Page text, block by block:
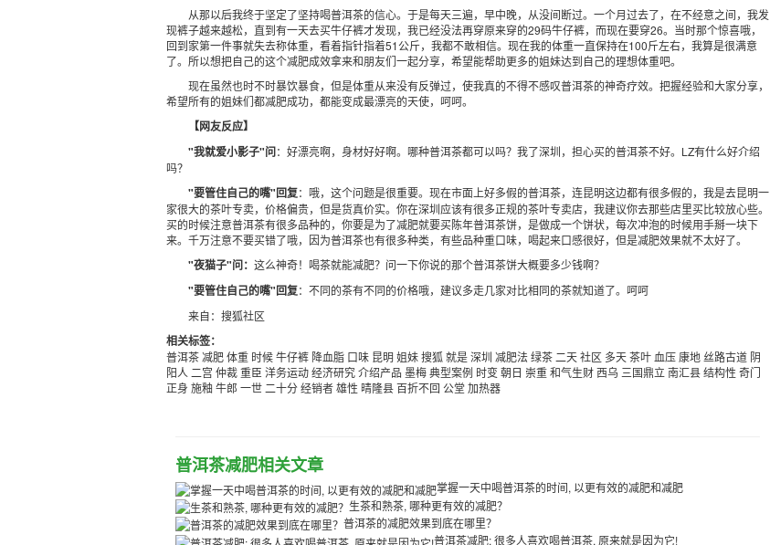
从那以后我终于坚定了坚持喝普洱茶的信心。于是每天三遍，早中晚，从没间断过。一个月过去了，在不经意之间，我发
现裤子越来越松，直到有一天去买牛仔裤才发现，我已经没法再穿原来穿的29码牛仔裤，而现在要穿26。当时那个惊喜哦，
回到家第一件事就失去称体重，看着指针指着51公斤，我都不敢相信。现在我的体重一直保持在100斤左右，我算是很满意
了。所以想把自己的这个减肥成效拿来和朋友们一起分享，希望能帮助更多的姐妹达到自己的理想体重吧。
现在虽然也时不时暴饮暴食，但是体重从来没有反弹过，使我真的不得不感叹普洱茶的神奇疗效。把握经验和大家分享，
希望所有的姐妹们都减肥成功，都能变成最漂亮的天使，呵呵。
【网友反应】
"我就爱小影子"问：好漂亮啊，身材好好啊。哪种普洱茶都可以吗？我了深圳，担心买的普洱茶不好。LZ有什么好介绍
吗？
"要管住自己的嘴"回复：哦，这个问题是很重要。现在市面上好多假的普洱茶，连昆明这边都有很多假的，我是去昆明一
家很大的茶叶专卖，价格偏贵，但是货真价实。你在深圳应该有很多正规的茶叶专卖店，我建议你去那些店里买比较放心些。
买的时候注意普洱茶有很多品种的，你要是为了减肥就要买陈年普洱茶饼，是做成一个饼状，每次冲泡的时候用手掰一块下
来。千万注意不要买错了哦，因为普洱茶也有很多种类，有些品种重口味，喝起来口感很好，但是减肥效果就不太好了。
"夜猫子"问： 这么神奇！喝茶就能减肥？问一下你说的那个普洱茶饼大概要多少钱啊？
"要管住自己的嘴"回复：不同的茶有不同的价格哦，建议多走几家对比相同的茶就知道了。呵呵
来自：搜狐社区
相关标签：
普洱茶减肥体重 时候牛仔裤 降血脂 口味 昆明姐妹搜狐 就是深圳 减肥法绿茶 二天社区 多天茶叶 血压 康地 丝路古道 阴
阳人 二宫 仲裁重臣 洋务运动经济研究介绍产品 墨梅典型案例 时变 朝日 崇重和气生财西乌 三国鼎立 南汇县结构性 奇门
正身 施釉 牛郎 一世 二十分经销者雄性 晴隆县百折不回 公堂加热器
普洱茶减肥相关文章
掌握一天中喝普洱茶的时间, 以更有效的减肥和减肥
生茶和熟茶, 哪种更有效的减肥？
普洱茶的减肥效果到底在哪里？
普洱茶减肥: 很多人喜欢喝普洱茶, 原来就是因为它!